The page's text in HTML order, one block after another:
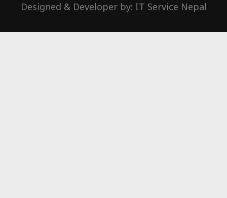
Designed & Developer by: IT Service Nepal